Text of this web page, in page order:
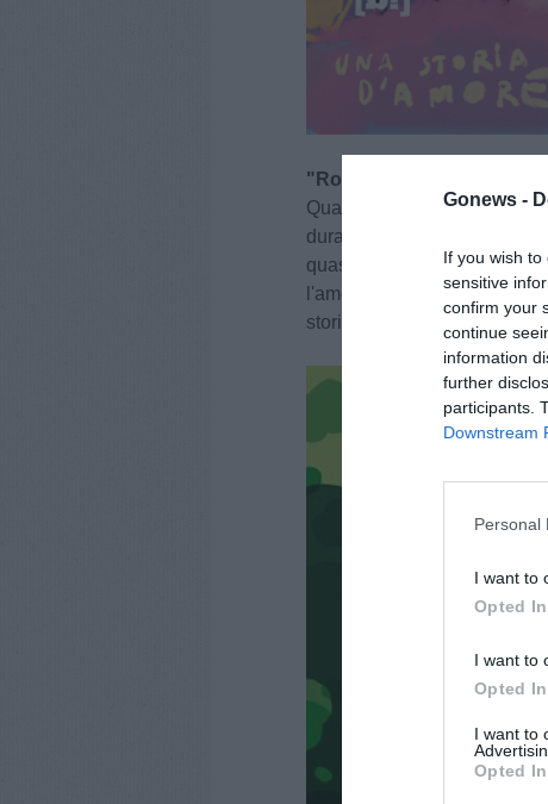
Gonews -
If you wish
sensitive
confirm your
continue
information
further
participants.
Downstream
Personal
I want to
Opted In
I want to
Opted In
I want to
Opted In
"Rotaie" di Giulia Anania,
Quante volte su un mezzo
durati il tempo di un viaggio,
quasi degli acquerelli da
l'amore in una grande città.
storia sull'amore.